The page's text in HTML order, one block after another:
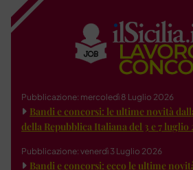
Pubblicazione: mercoledì 8 Luglio 2026
Bandi e concorsi: le ultime novità
della Repubblica Italiana del 3 e 7 luglio
Pubblicazione: venerdì 3 Luglio 2026
Bandi e concorsi: ecco le ultime